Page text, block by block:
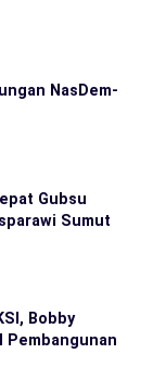
NasDem-
Gubsu
Sumut
Bobby
Pembangunan